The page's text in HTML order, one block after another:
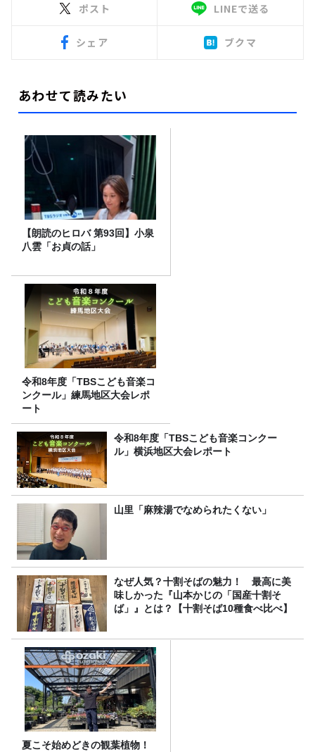
ポスト LINEで送る
シェア ブクマ
あわせて読みたい
【朗読のヒロバ 第93回】小泉
八雲「お貞の話」
令和8年度「TBSこども音楽コ
ンクール」練馬地区大会レポ
ート
令和8年度「TBSこども音楽コンクー
ル」横浜地区大会レポート
山里「麻辣湯でなめられたくない」
なぜ人気？十割そばの魅力！ 最高に美
味しかった『山本かじの「国産十割そ
ば」』とは？【十割そば10種食べ比べ】
夏こそ始めどきの観葉植物！